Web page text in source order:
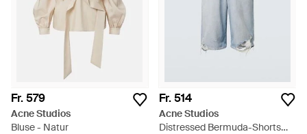
Fr. 579
Acne Studios
Bluse - Natur
Fr. 514
Acne Studios
Distressed Bermuda-Shorts